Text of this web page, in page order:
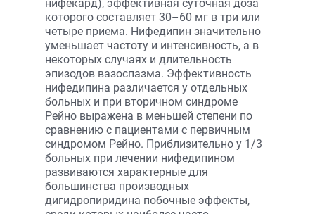
нифекард), эффективная суточная доза
которого составляет 30–60 мг в три или
четыре приема. Нифедипин значительно
уменьшает частоту и интенсивность, а в
некоторых случаях и длительность
эпизодов вазоспазма. Эффективность
нифедипина различается у отдельных
больных и при вторичном синдроме
Рейно выражена в меньшей степени по
сравнению с пациентами с первичным
синдромом Рейно. Приблизительно у 1/3
больных при лечении нифедипином
развиваются характерные для
большинства производных
дигидропиридина побочные эффекты,